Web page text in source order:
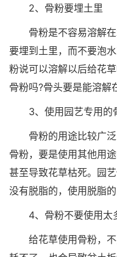
2、骨粉要埋土里
骨粉是不容易溶解
要埋到土里，而不要泡
粉说可以溶解以后给花
骨粉吗?骨头要是能溶解
3、使用园艺专用的
骨粉的用途比较广
骨粉，要是使用其他用
甚至导致花草枯死。园
没有脱脂的，使用脱脂的
4、骨粉不要使用太
给花草使用骨粉，